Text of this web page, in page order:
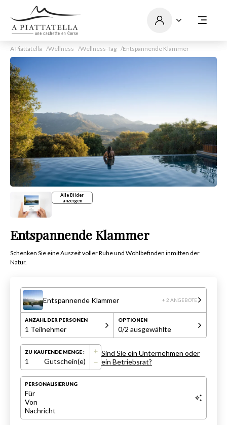
A Piattatella Wellness Wellness-Tag Entspannende Klammer
Alle Bilder
anzeigen
Entspannende Klammer
Schenken Sie eine Auszeit voller Ruhe und Wohlbefinden inmitten der
Natur.
Entspannende Klammer + 2 ANGEBOTE
ANZAHL DER PERSONEN
1 Teilnehmer
OPTIONEN
0/2 ausgewählte
ZU KAUFENDE MENGE :
1 Gutschein(e)
Sind Sie ein Unternehmen oder
ein Betriebsrat?
PERSONALISIERUNG
Für
Von
Nachricht